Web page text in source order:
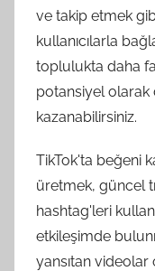
ve takip etmek
kullanıcılarla
toplulukta daha
potansiyel olarak
kazanabilirsiniz.
TikTok'ta beğeni
üretmek, güncel
hashtag'leri
etkileşimde
yansıtan